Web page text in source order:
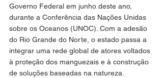
Governo Federal em junho deste ano,
durante a Conferência das Nações Unidas
sobre os Oceanos (UNOC). Com a adesão
do Rio Grande do Norte, o estado passa a
integrar uma rede global de atores voltados
à proteção dos manguezais e à construção
de soluções baseadas na natureza.